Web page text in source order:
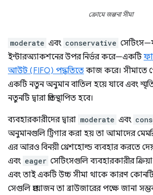
ক্রোমে জল্পনা সীমা
moderate এবং conservative
ইন্টারঅ্যাকশনের উপর নির্ভর করে—একটি
আউট (FIFO) পদ্ধতিতে কাজ করে। সীমাতে
একটি নতুন অনুমান বাতিল হয়ে যাবে এবং
নতুনটি দ্বারা প্রতিস্থাপিত হবে।
ব্যবহারকারীদের দ্বারা moderate এবং
অনুমানগুলি ট্রিগার করা হয় তা আমাদের
এর আরও বিনয়ী থ্রেশহোল্ড ব্যবহার করতে
এবং eager সেটিংসগুলি ব্যবহারকারীর ক্রিয়া
এবং তাই একটি উচ্চ সীমা থাকে কারণ
সেগুলি প্রয়োজন তা ব্রাউজারের পক্ষে জানা